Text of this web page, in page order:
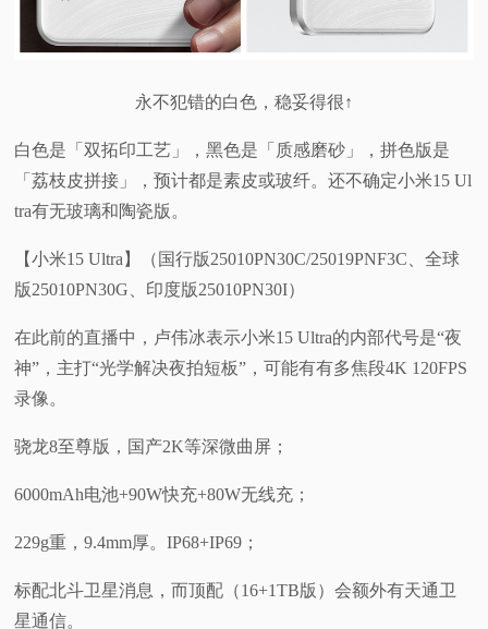
永不犯错的白色，稳妥得很↑
白色是「双拓印工艺」，黑色是「质感磨砂」，拼色版是
「荔枝皮拼接」，预计都是素皮或玻纤。还不确定小米15 Ul
tra有无玻璃和陶瓷版。
【小米15 Ultra】（国行版25010PN30C/25019PNF3C、全球
版25010PN30G、印度版25010PN30I）
在此前的直播中，卢伟冰表示小米15 Ultra的内部代号是“夜
神”，主打“光学解决夜拍短板”，可能有有多焦段4K 120FPS
录像。
骁龙8至尊版，国产2K等深微曲屏；
6000mAh电池+90W快充+80W无线充；
229g重，9.4mm厚。IP68+IP69；
标配北斗卫星消息，而顶配（16+1TB版）会额外有天通卫
星通信。